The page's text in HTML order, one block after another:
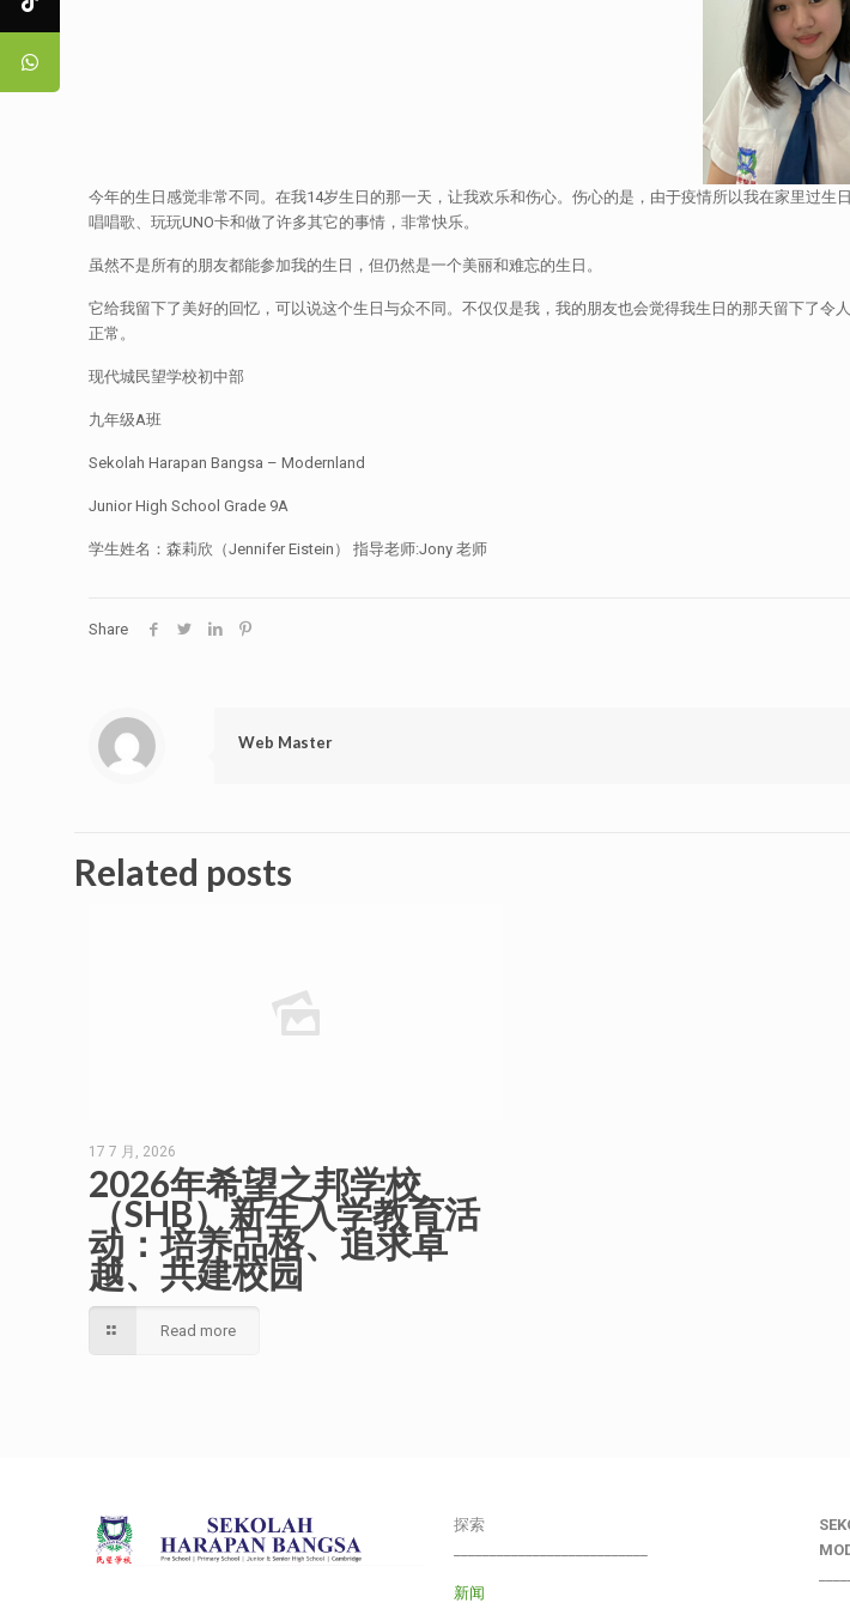
今年的生日感觉非常不同。在我14岁生日的那一天，让我欢乐和伤心。伤心的是，由于疫情所以我在家里过
唱唱歌、玩玩UNO卡和做了许多其它的事情，非常快乐。
虽然不是所有的朋友都能参加我的生日，但仍然是一个美丽和难忘的生日。
它给我留下了美好的回忆，可以说这个生日与众不同。不仅仅是我，我的朋友也会觉得我生日的那天留下了
正常。
现代城民望学校初中部
九年级A班
Sekolah Harapan Bangsa – Modernland
Junior High School Grade 9A
学生姓名：森莉欣（Jennifer Eistein） 指导老师:Jony 老师
Share
Web Master
Related posts
17 7 月, 2026
2026年希望之邦学校
（SHB）新生入学教育活
动：培养品格、追求卓
越、共建校园
Read more
探索
新闻